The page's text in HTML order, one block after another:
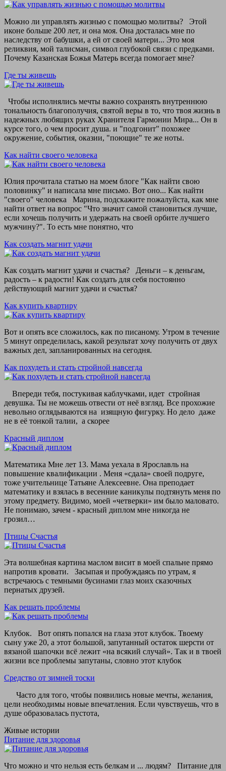
Можно ли управлять жизнью с помощью молитвы? Этой
иконе больше 200 лет, и она моя. Она досталась мне по
наследству от бабушки, а ей от своей матери... Это моя
реликвия, мой талисман, символ глубокой связи с предками.
Почему Казанская Божья Матерь всегда помогает мне?
Где ты живешь
Чтобы исполнялись мечты важно сохранять внутреннюю
тональность благополучия, святой веры в то, что твоя жизнь в
надежных любящих руках Хранителя Гармонии Мира... Он в
курсе того, о чем просит душа. и "подгонит" похожее
окружение, события, оказии, "поющие" те же ноты.
Как найти своего человека
Юлия прочитала статью на моем блоге "Как найти свою
половинку" и написала мне письмо. Вот оно... Как найти
"своего" человека Марина, подскажите пожалуйста, как мне
найти ответ на вопрос "Что значит самой становиться лучше,
если хочешь получить и удержать на своей орбите лучшего
мужчину?". То есть мне понятно, что
Как создать магнит удачи
Как создать магнит удачи и счастья? Деньги – к деньгам,
радость – к радости! Как создать для себя постоянно
действующий магнит удачи и счастья?
Как купить квартиру
Вот и опять все сложилось, как по писаному. Утром в течение
5 минут определилась, какой результат хочу получить от двух
важных дел, запланированных на сегодня.
Как похудеть и стать стройной навсегда
Впереди тебя, постукивая каблучками, идет стройная
девушка. Ты не можешь отвести от неё взгляд. Все прохожие
невольно оглядываются на изящную фигурку. Но дело даже
не в её тонкой талии, а скорее
Красный диплом
Математика Мне лет 13. Мама уехала в Ярославль на
повышение квалификации . Меня «сдала» своей подруге,
тоже учительнице Татьяне Алексеевне. Она преподает
математику и взялась в весенние каникулы подтянуть меня по
этому предмету. Видимо, моей «четверки» им было маловато.
Не понимаю, зачем - красный диплом мне никогда не
грозил…
Птицы Счастья
Эта волшебная картина маслом висит в моей спальне прямо
напротив кровати. Засыпая и пробуждаясь по утрам, я
встречаюсь с темными бусинами глаз моих сказочных
пернатых друзей.
Как решать проблемы
Клубок. Вот опять попался на глаза этот клубок. Твоему
сыну уже 20, а этот большой, запутанный остаток шерсти от
вязаной шапочки всё лежит «на всякий случай». Так и в твоей
жизни все проблемы запутаны, словно этот клубок
Средство от зимней тоски
Часто для того, чтобы появились новые мечты, желания,
цели необходимы новые впечатления. Если чувствуешь, что в
душе образовалась пустота,
Живые истории
Питание для здоровья
Что можно и что нельзя есть белкам и ... людям? Питание для